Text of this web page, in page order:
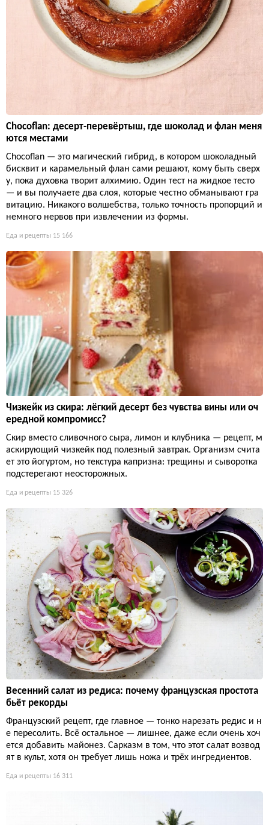
Chocoflan: десерт-перевёртыш, где шоколад и флан меня
ются местами
Chocoflan — это магический гибрид, в котором шоколадный
бисквит и карамельный флан сами решают, кому быть сверх
у, пока духовка творит алхимию. Один тест на жидкое тесто
— и вы получаете два слоя, которые честно обманывают гра
витацию. Никакого волшебства, только точность пропорций и
немного нервов при извлечении из формы.
Еда и рецепты 15 166
Чизкейк из скира: лёгкий десерт без чувства вины или оч
ередной компромисс?
Скир вместо сливочного сыра, лимон и клубника — рецепт, м
аскирующий чизкейк под полезный завтрак. Организм счита
ет это йогуртом, но текстура капризна: трещины и сыворотка
подстерегают неосторожных.
Еда и рецепты 15 326
Весенний салат из редиса: почему французская простота
бьёт рекорды
Французский рецепт, где главное — тонко нарезать редис и н
е пересолить. Всё остальное — лишнее, даже если очень хоч
ется добавить майонез. Сарказм в том, что этот салат возвод
ят в культ, хотя он требует лишь ножа и трёх ингредиентов.
Еда и рецепты 16 311